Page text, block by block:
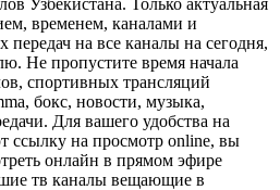
Узбекистана. Только актуальная
временем, каналами и
передач на все каналы на сегодня,
Не пропустите время начала
спортивных трансляций
бокс, новости, музыка,
Для вашего удобства на
ссылку на просмотр online, вы
онлайн в прямом эфире
тв каналы вещающие в